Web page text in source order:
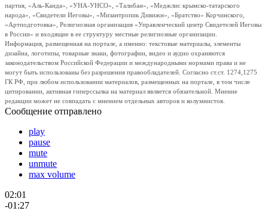
партия, «Аль-Каида», «УНА-УНСО», «Талибан», «Меджлис крымско-татарского
народа», «Свидетели Иеговы», «Мизантропик Дивижн», «Братство» Корчинского,
«Артподготовка», Религиозная организация «Управленческий центр Свидетелей Иеговы
в России» и входящие в ее структуру местные религиозные организации.
Информация, размещенная на портале, а именно: текстовые материалы, элементы
дизайна, логотипы, товарные знаки, фотографии, видео и аудио охраняются
законодательством Российской Федерации и международными нормами права и не
могут быть использованы без разрешения правообладателей. Согласно ст.ст. 1274,1275
ГК РФ, при любом использовании материалов, размещенных на портале, в том числе
цитировании, активная гиперссылка на материал является обязательной. Мнение
редакции может не совпадать с мнением отдельных авторов и колумнистов.
Сообщение отправлено
play
pause
mute
unmute
max volume
02:01
-01:27